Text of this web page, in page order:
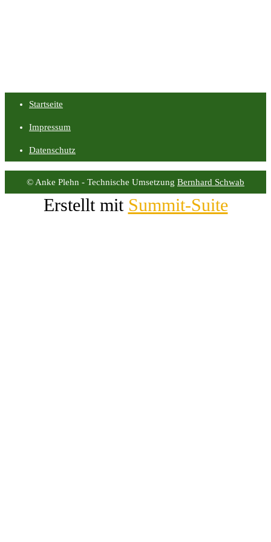
Startseite
Impressum
Datenschutz
© Anke Plehn - Technische Umsetzung Bernhard Schwab
Erstellt mit Summit-Suite